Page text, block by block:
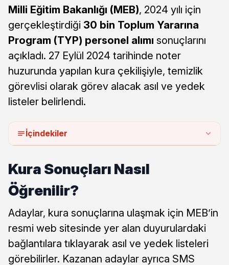
Milli Eğitim Bakanlığı (MEB), 2024 yılı için
gerçekleştirdiği 30 bin Toplum Yararına
Program (TYP) personel alımı sonuçlarını
açıkladı. 27 Eylül 2024 tarihinde noter
huzurunda yapılan kura çekilişiyle, temizlik
görevlisi olarak görev alacak asıl ve yedek
listeler belirlendi.
İçindekiler
Kura Sonuçları Nasıl
Öğrenilir?
Adaylar, kura sonuçlarına ulaşmak için MEB’in
resmi web sitesinde yer alan duyurulardaki
bağlantılara tıklayarak asıl ve yedek listeleri
görebilirler. Kazanan adaylar ayrıca SMS